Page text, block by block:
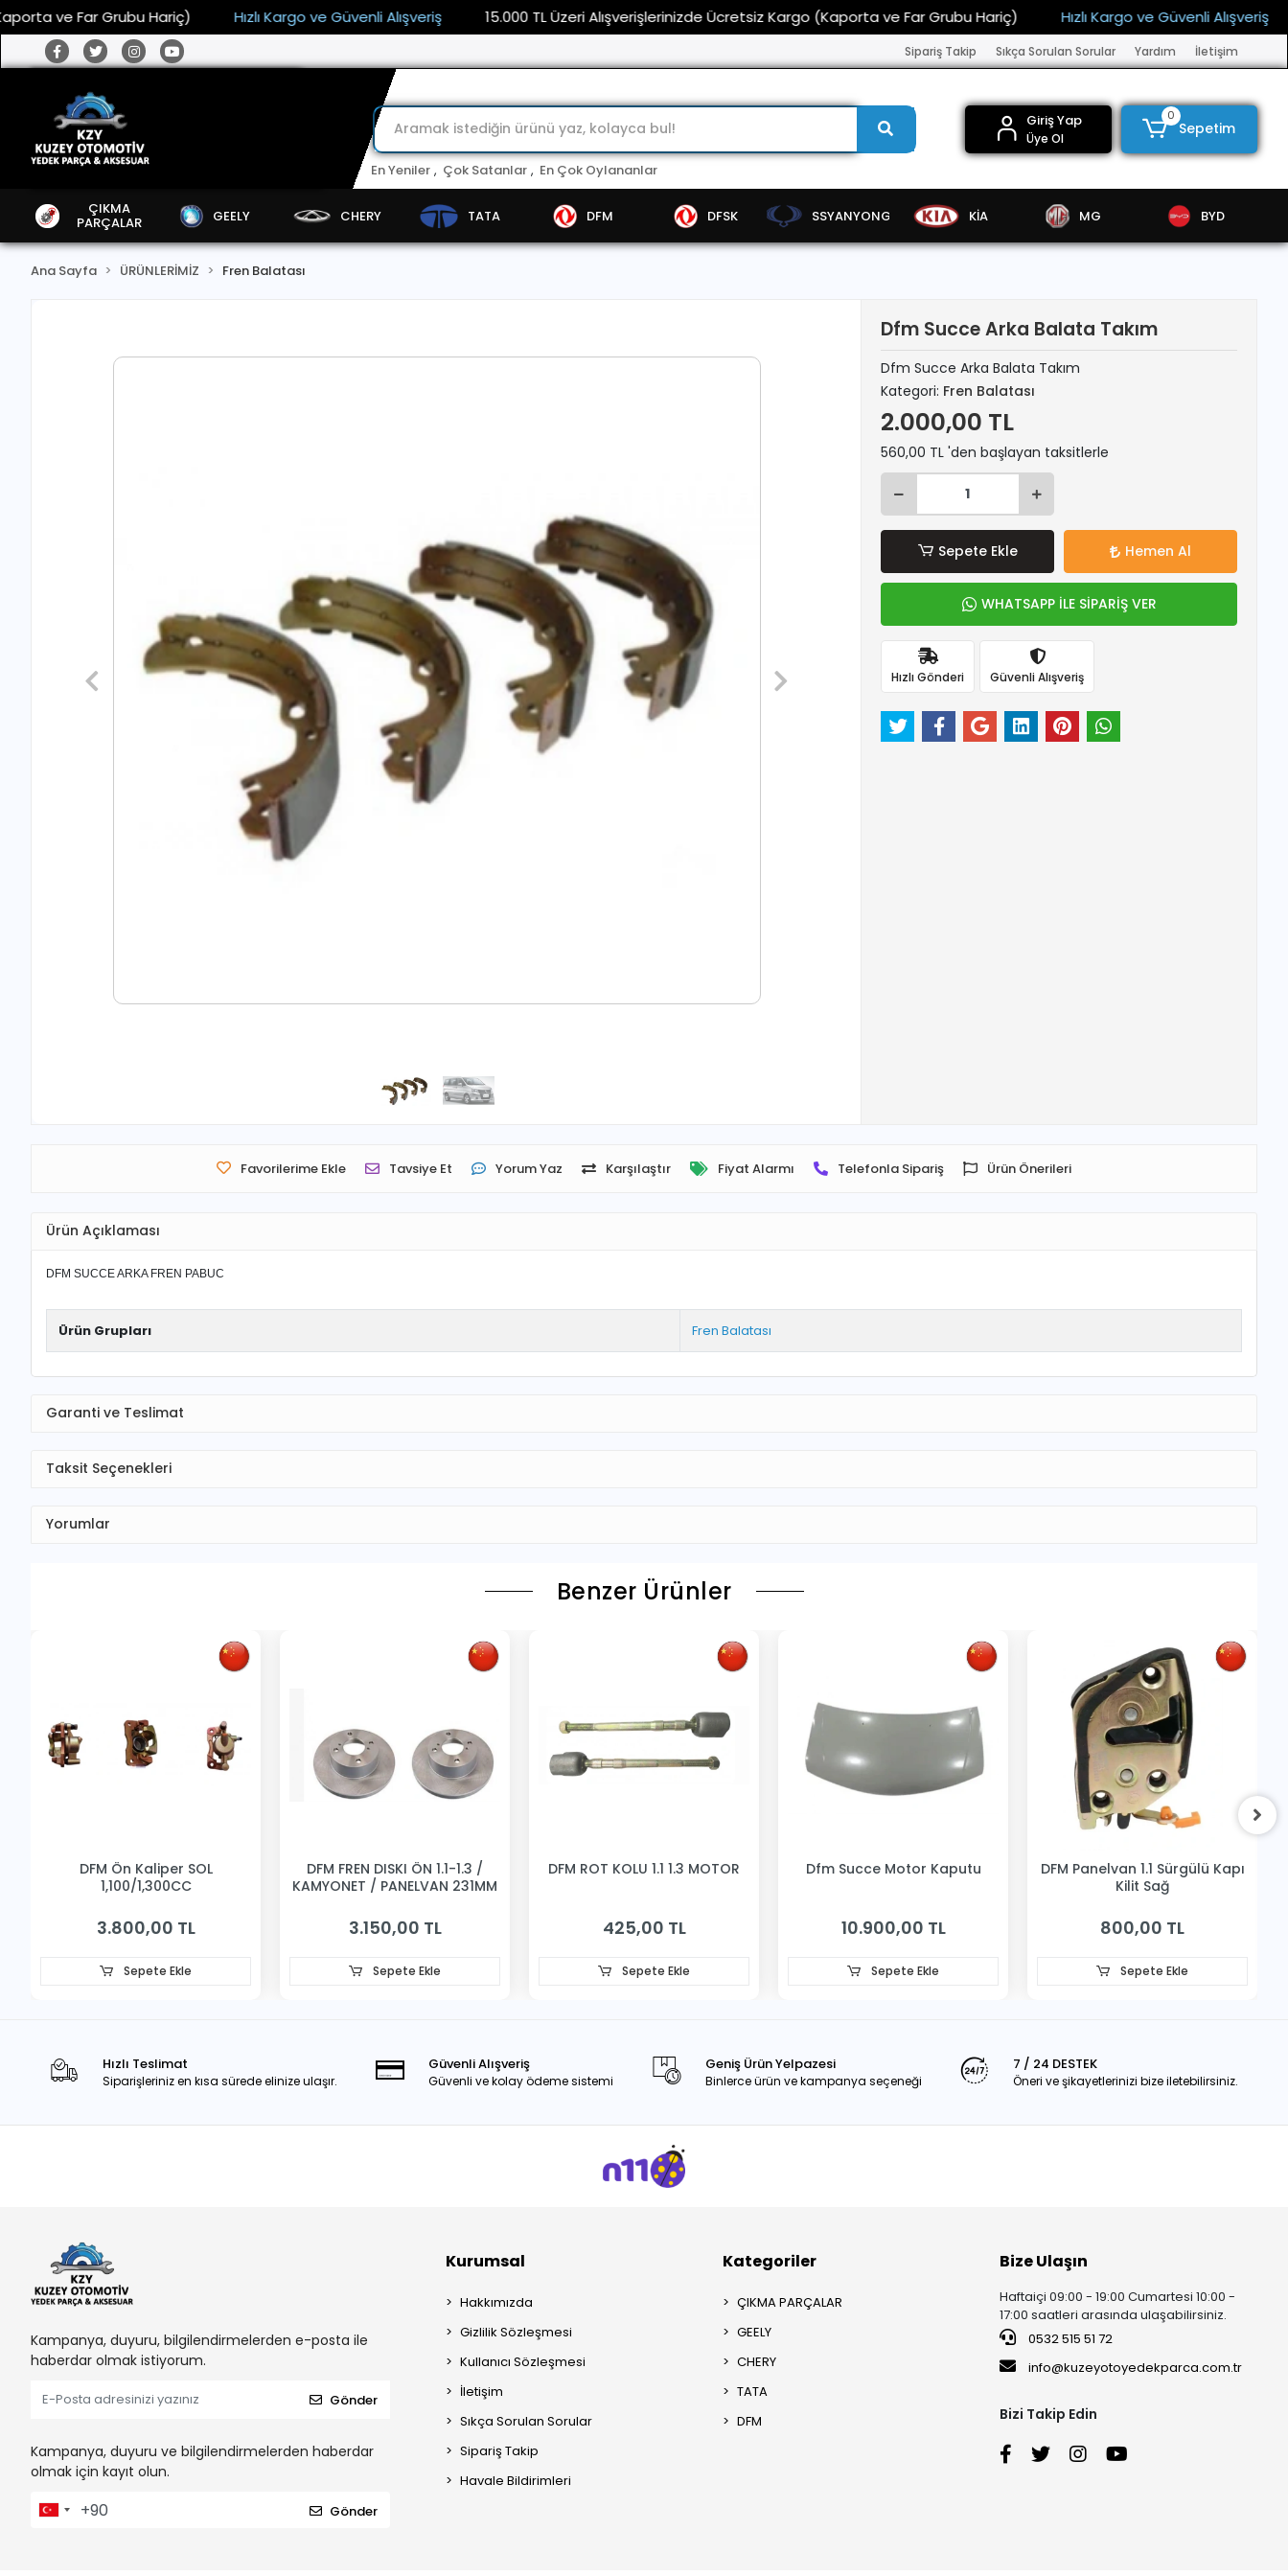
ve Far Grubu Hariç) Hızlı Kargo ve Güvenli Alışveriş 15.000 TL Üzeri Alışverişlerinizde Ücretsiz Kargo (Kaporta ve Far Grubu Hariç) Hızlı Kargo ve Güvenli Alışveriş
Sipariş Takip Sıkça Sorulan Sorular Yardım İletişim
En Yeniler , Çok Satanlar , En Çok Oylananlar
Giriş Yap
Üye Ol
0
Sepetim
ÇIKMA
PARÇALAR GEELY CHERY TATA DFM DFSK SSYANYONG KİA MG BYD
Ana Sayfa ÜRÜNLERİMİZ Fren Balatası
Dfm Succe Arka Balata Takım
Dfm Succe Arka Balata Takım
Kategori: Fren Balatası
2.000,00 TL
560,00 TL 'den başlayan taksitlerle
Sepete Ekle Hemen Al
WHATSAPP İLE SİPARİŞ VER
Hızlı Gönderi Güvenli Alışveriş
Favorilerime Ekle Tavsiye Et Yorum Yaz Karşılaştır Fiyat Alarmı Telefonla Sipariş Ürün Önerileri
Ürün Açıklaması
DFM SUCCE ARKA FREN PABUC
Ürün Grupları Fren Balatası
Garanti ve Teslimat
Taksit Seçenekleri
Yorumlar
Benzer Ürünler
DFM Ön Kaliper SOL
1,100/1,300CC
3.800,00 TL
Sepete Ekle
DFM FREN DISKI ÖN 1.1-1.3 /
KAMYONET / PANELVAN 231MM
3.150,00 TL
Sepete Ekle
DFM ROT KOLU 1.1 1.3 MOTOR
425,00 TL
Sepete Ekle
Dfm Succe Motor Kaputu
10.900,00 TL
Sepete Ekle
DFM Panelvan 1.1 Sürgülü Kapı
Kilit Sağ
800,00 TL
Sepete Ekle
Hızlı Teslimat
Siparişleriniz en kısa sürede elinize ulaşır.
Güvenli Alışveriş
Güvenli ve kolay ödeme sistemi
Geniş Ürün Yelpazesi
Binlerce ürün ve kampanya seçeneği
7 / 24 DESTEK
Öneri ve şikayetlerinizi bize iletebilirsiniz.
Kampanya, duyuru, bilgilendirmelerden e-posta ile
haberdar olmak istiyorum.
Gönder
Kampanya, duyuru ve bilgilendirmelerden haberdar
olmak için kayıt olun.
Gönder
Kurumsal
Hakkımızda
Gizlilik Sözleşmesi
Kullanıcı Sözleşmesi
İletişim
Sıkça Sorulan Sorular
Sipariş Takip
Havale Bildirimleri
Kategoriler
ÇIKMA PARÇALAR
GEELY
CHERY
TATA
DFM
Bize Ulaşın
Haftaiçi 09:00 - 19:00 Cumartesi 10:00 -
17:00 saatleri arasında ulaşabilirsiniz.
0532 515 51 72
info@kuzeyotoyedekparca.com.tr
Bizi Takip Edin